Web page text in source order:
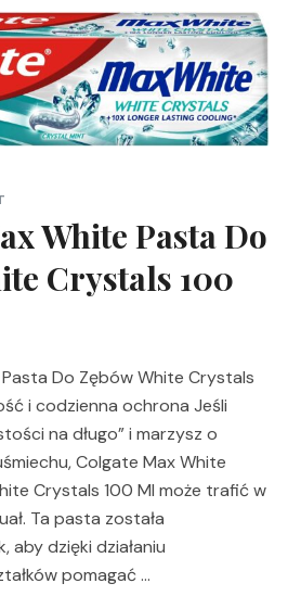
White Pasta Do
Crystals 100
Do Zębów White Crystals
i codzienna ochrona Jeśli
na długo” i marzysz o
Colgate Max White
Crystals 100 Ml może trafić w
Ta pasta została
aby dzięki działaniu
pomagać …